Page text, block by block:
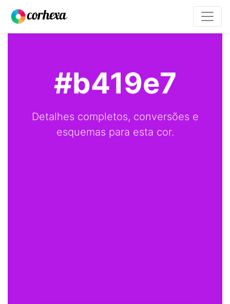
#b419e7
Detalhes completos, conversões e
esquemas para esta cor.